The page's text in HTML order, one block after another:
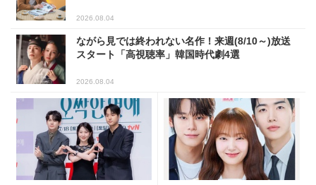
2026.08.04
ながら見では終われない名作！来週(8/10～)放送
スタート「高視聴率」韓国時代劇4選
2026.08.04